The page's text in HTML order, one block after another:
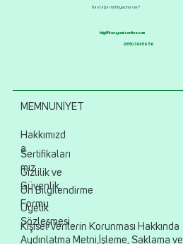
Desteğe mi ihtiyacınız var?
bilgi@kuruyemisonline.com
0850 304 56 56
Hakkımızd
a
Sertifikaları
mız
MEMNUNİYET
Gizlilik ve
Güvenlik
Ön Bilgilendirme
Formu
Üyelik
Sözleşmesi
Kişisel Verilerin Korunması Hakkında
Aydınlatma Metni,İşleme, Saklama ve